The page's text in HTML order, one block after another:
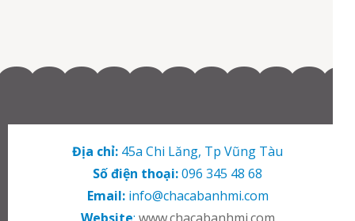
Địa chỉ: 45a Chi Lăng, Tp Vũng Tàu
Số điện thoại:096 345 48 68
Email:info@chacabanhmi.com